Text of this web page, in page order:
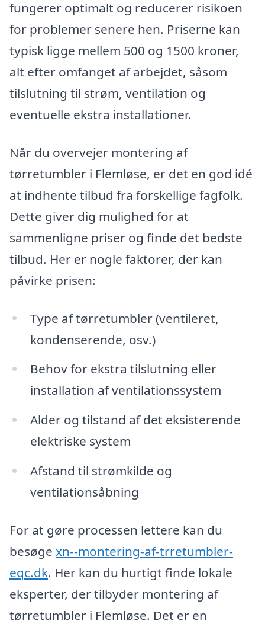
fungerer optimalt og reducerer risikoen
for problemer senere hen. Priserne kan
typisk ligge mellem 500 og 1500 kroner,
alt efter omfanget af arbejdet, såsom
tilslutning til strøm, ventilation og
eventuelle ekstra installationer.
Når du overvejer montering af
tørretumbler i Flemløse, er det en god idé
at indhente tilbud fra forskellige fagfolk.
Dette giver dig mulighed for at
sammenligne priser og finde det bedste
tilbud. Her er nogle faktorer, der kan
påvirke prisen:
Type af tørretumbler (ventileret,
kondenserende, osv.)
Behov for ekstra tilslutning eller
installation af ventilationssystem
Alder og tilstand af det eksisterende
elektriske system
Afstand til strømkilde og
ventilationsåbning
For at gøre processen lettere kan du
besøge xn--montering-af-trretumbler-
eqc.dk. Her kan du hurtigt finde lokale
eksperter, der tilbyder montering af
tørretumbler i Flemløse. Det er en